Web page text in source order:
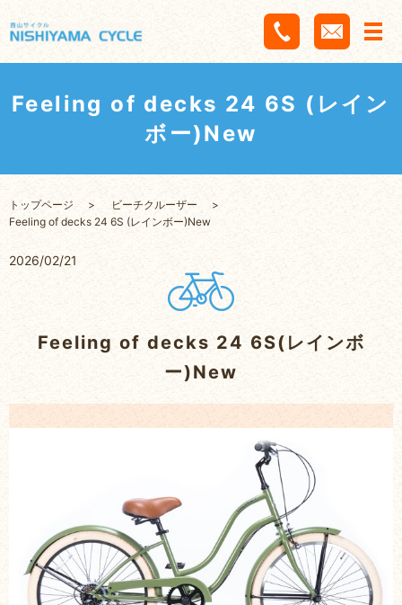
Feeling of decks 24 6S (レイン
ボー)New
トップページ
ビーチクルーザー
Feeling of decks 24 6S (レインボー)New
2026/02/21
Feeling of decks 24 6S(レインボ
ー)New